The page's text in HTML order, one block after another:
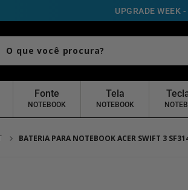
UPGRADE
você procura?
Fonte
NOTEBOOK
Tela
NOTEBOOK
BATERIA PARA NOTEBOOK ACER SWIFT 3